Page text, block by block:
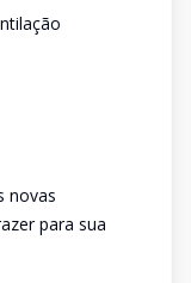
novas
para sua